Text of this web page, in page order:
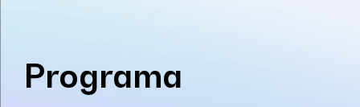
Programa